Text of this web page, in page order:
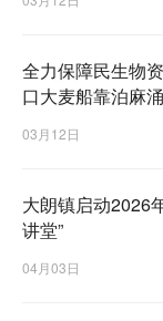
全力保障民生物
口大麦船靠泊麻
03月12日
大朗镇启动2026
讲堂”
04月03日